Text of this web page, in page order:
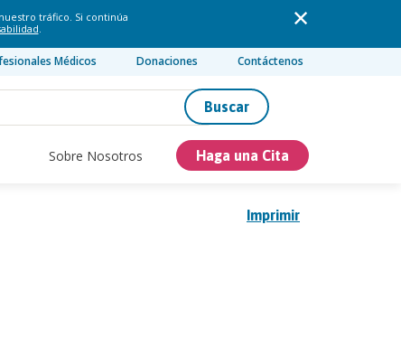
tráfico. Si continúa
.
Médicos Donaciones Contáctenos
Buscar
Sobre Nosotros Haga una Cita
Imprimir